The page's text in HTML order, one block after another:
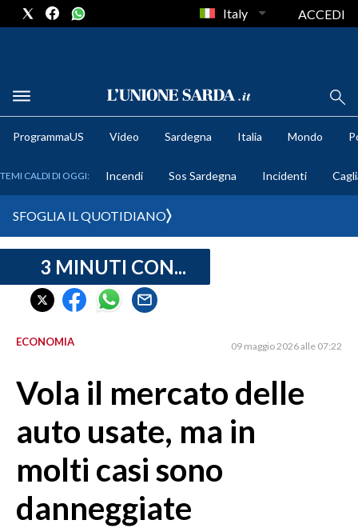
METEO
CRONACA SARDEGNA
CAGLIARI
SULCIS IGLESIENTE
ORISTANO E PROVINCIA
GALLURA
NUORO E PROVINCIA
OGLIASTRA
AGENDA
Italy ACCEDI
ProgrammaUS Video Sardegna Italia Mondo
TEMI CALDI DI OGGI: Incendi Sos Sardegna Incidenti
SFOGLIA IL QUOTIDIANO
3 MINUTI CON...
ECONOMIA 09 maggio 2026 alle 07:22
Vola il mercato delle
auto usate, ma in
molti casi sono
danneggiate